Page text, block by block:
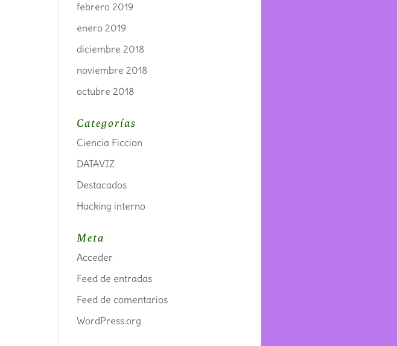
febrero 2019
enero 2019
diciembre 2018
noviembre 2018
octubre 2018
Categorías
Ciencia Ficcion
DATAVIZ
Destacados
Hacking interno
Meta
Acceder
Feed de entradas
Feed de comentarios
WordPress.org